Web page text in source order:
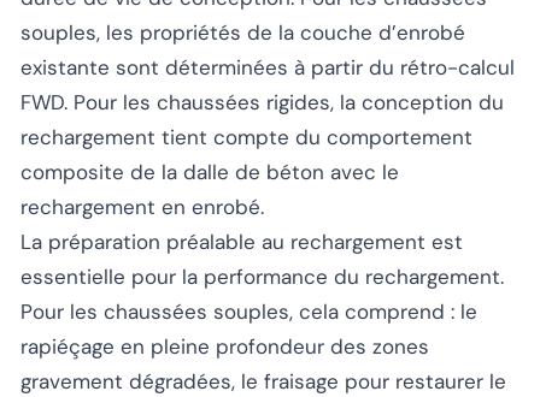
souples, les propriétés de la couche d’enrobé
existante sont déterminées à partir du rétro-calcul
FWD. Pour les chaussées rigides, la conception du
rechargement tient compte du comportement
composite de la dalle de béton avec le
rechargement en enrobé.
La préparation préalable au rechargement est
essentielle pour la performance du rechargement.
Pour les chaussées souples, cela comprend : le
rapiéçage en pleine profondeur des zones
gravement dégradées, le fraisage pour restaurer le